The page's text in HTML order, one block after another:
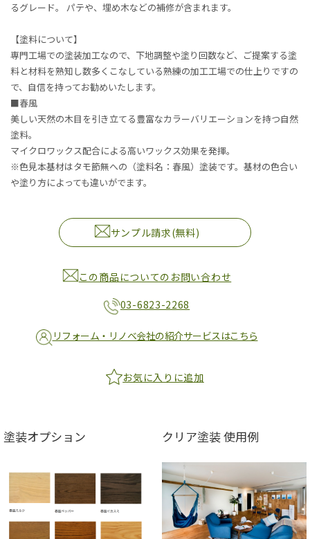
るグレード。 パテや、埋め木などの補修が含まれます。
【塗料について】
専門工場での塗装加工なので、下地調整や塗り回数など、ご提案する塗
料と材料を熟知し数多くこなしている熟練の加工工場での仕上りですの
で、自信を持ってお勧めいたします。
■春風
美しい天然の木目を引き立てる豊富なカラーバリエーションを持つ自然
塗料。
マイクロワックス配合による高いワックス効果を発揮。
※色見本基材はタモ節無への（塗料名：春風）塗装です。基材の色合い
や塗り方によっても違いがでます。
サンプル請求(無料)
この商品についてのお問い合わせ
03-6823-2268
リフォーム・リノベ会社の紹介サービスはこちら
お気に入りに追加
塗装オプション クリア塗装 使用例